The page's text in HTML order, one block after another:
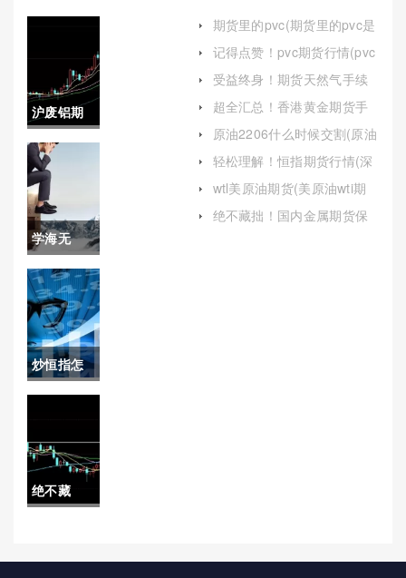
沪废铝期
货实时行
情(沪废铝
期货实时
行情走势)
学海无
涯！甲醇
期货喊单
直播间(专
业指导，
决策)
炒恒指怎
么盈利(炒
的人多
吗?)
绝不藏
期货白银
期货里的pvc(期货里的pvc是
记得点赞！pvc期货行情(pvc
期货行情分析报告)
受益终身！期货天然气手续
费怎么算（提高交易的盈利
能力）
超全汇总！香港黄金期货手
续费(做期货黄金手续费怎么
算)
原油2206什么时候交割(原油
2206什么时候交割完成)
轻松理解！恒指期货行情(深
度解析与未来展望)
wtl美原油期货(美原油wti期
绝不藏拙！国内金属期货保